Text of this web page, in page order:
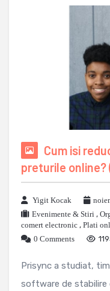
Cum isi
preturile online?
Yigit Kocak
Evenimente & Stiri ,
comert electronic , Plati
0 Comments
Prisync a studiat,
software de stabilire